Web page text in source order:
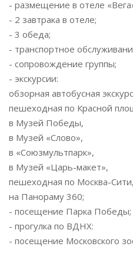
- размещение в отеле
- 2 завтрака в отеле;
- 3 обеда;
- транспортное
- сопровождение группы;
- экскурсии:
обзорная автобусная
пешеходная по Красной
в Музей Победы,
в Музей «Слово»,
в «Союзмультпарк»,
в Музей «Царь-макет»,
пешеходная по Москва-Сити,
на Панораму 360;
- посещение Парка Победы;
- прогулка по ВДНХ:
- посещение Московского